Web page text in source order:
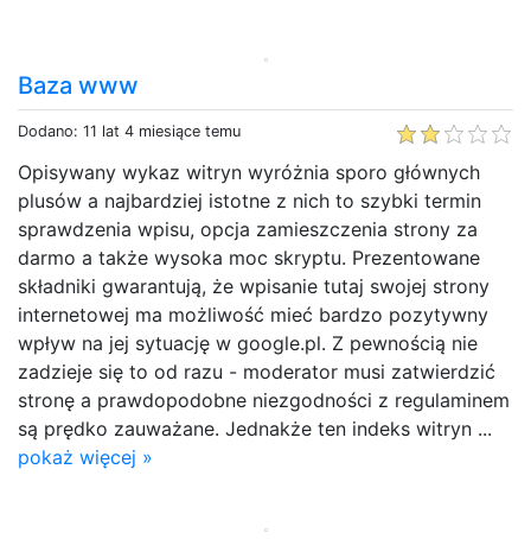
Baza www
Dodano: 11 lat 4 miesiące temu
Opisywany wykaz witryn wyróżnia sporo głównych
plusów a najbardziej istotne z nich to szybki termin
sprawdzenia wpisu, opcja zamieszczenia strony za
darmo a także wysoka moc skryptu. Prezentowane
składniki gwarantują, że wpisanie tutaj swojej strony
internetowej ma możliwość mieć bardzo pozytywny
wpływ na jej sytuację w google.pl. Z pewnością nie
zadzieje się to od razu - moderator musi zatwierdzić
stronę a prawdopodobne niezgodności z regulaminem
są prędko zauważane. Jednakże ten indeks witryn ...
pokaż więcej »